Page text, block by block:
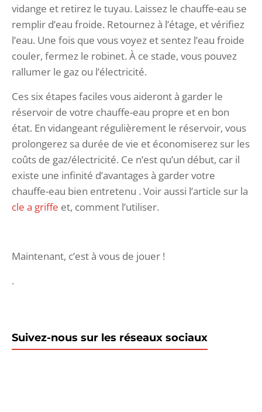
vidange et retirez le tuyau. Laissez le chauffe-eau se
remplir d’eau froide. Retournez à l’étage, et vérifiez
l’eau. Une fois que vous voyez et sentez l’eau froide
couler, fermez le robinet. À ce stade, vous pouvez
rallumer le gaz ou l’électricité.
Ces six étapes faciles vous aideront à garder le
réservoir de votre chauffe-eau propre et en bon
état. En vidangeant régulièrement le réservoir, vous
prolongerez sa durée de vie et économiserez sur les
coûts de gaz/électricité. Ce n’est qu’un début, car il
existe une infinité d’avantages à garder votre
chauffe-eau bien entretenu . Voir aussi l’article sur la
cle a griffe et, comment l’utiliser.
Maintenant, c’est à vous de jouer !
.
Suivez-nous sur les réseaux sociaux